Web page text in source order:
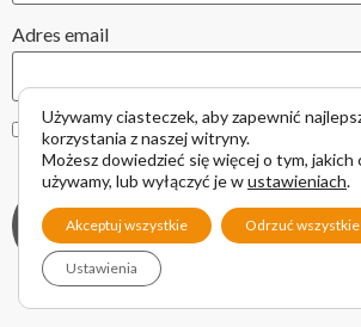
Adres email
Zapamiętaj moje dane w tej
kolejnych komentarzy.
Używamy ciasteczek, aby zapewnić
korzystania z naszej witryny.
Możesz dowiedzieć się więcej o tym, jakich
używamy, lub wyłączyć je wustawieniach.
Akceptuj wszystkie Odrzuć wszystkie
Ustawienia